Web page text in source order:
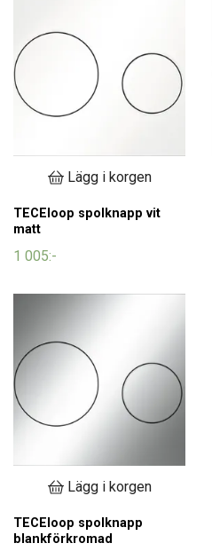
Lägg i korgen
TECEloop spolknapp vit
matt
1 005:-
Lägg i korgen
TECEloop spolknapp
blankförkromad